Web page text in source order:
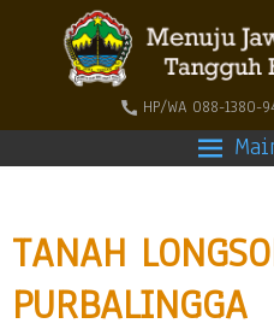
HP/WA 088-1380-
TANAH
PURBALINGGA